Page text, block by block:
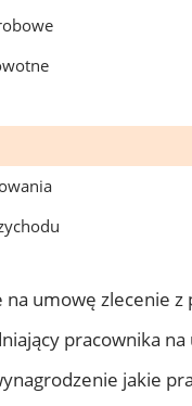
umowę zlecenie z
pracownika
jakie